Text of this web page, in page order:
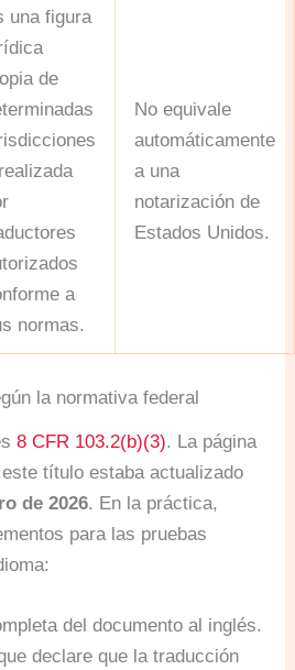
una figura
de
a
normas.
No equivale
automáticamente
a una
notarización de
Estados Unidos.
la normativa federal
8 CFR 103.2(b)(3). La página
título estaba actualizado
de 2026. En la práctica,
para las pruebas
del documento al inglés.
declare que la traducción